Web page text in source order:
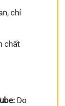
chỉ
chất
Do